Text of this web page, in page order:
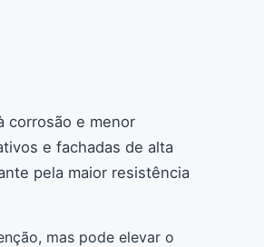
corrosão e menor
e fachadas de alta
pela maior resistência
mas pode elevar o